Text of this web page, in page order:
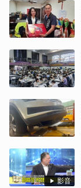
影音